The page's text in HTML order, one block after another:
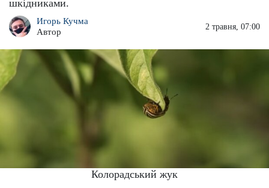
шкідниками.
Игорь Кучма
Автор
2 травня, 07:00
Колорадський жук